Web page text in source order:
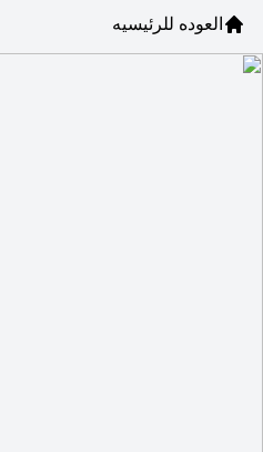
العوده للرئيسيه